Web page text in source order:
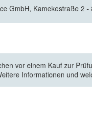
GmbH, Kamekestraße 2 -
vor einem Kauf zur
Informationen und